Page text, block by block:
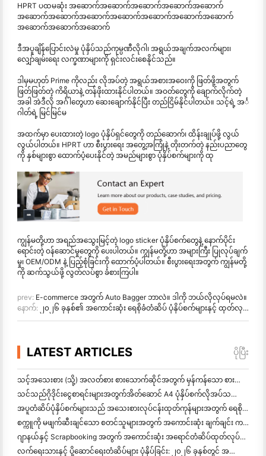
HPRT ပထမဆုံး အဆောက်အဆောက်အဆောက်အဆောက်အဆောက်
အဆောက်အဆောက်အဆောက်အဆောက်အဆောက်အဆောက်အဆောက်
အဆောက်အဆောက်အဆောက်
ဒီအပူချိန်ပြောင်းလဲမှု ပုံနှိပ်သည်ကုမ္ပဏီလိုဂါ၊ အရွယ်အချက်အလက်များ၊
လျှော်ချမ်းရေး လက္ခဏာများကို ရှင်းလင်းစေနိုင်သည်။
ဒါမှမဟုတ် Prime ကိုလည်း လိုအပ်တဲ့ အရွယ်အစားအဝေးကို ဖြတ်ဖို့အတွက်
ဖြတ်ဖြတ်တဲ့ ကိရိယာနဲ့ တန်ဖိုးထားနိုင်ပါတယ်။ အဝတ်တွေကို ချောက်လိုက်တဲ့
အခါ အဲဒီလို အင်္ဂါတွေဟာ ဆေးချောက်နိုင်ပြီး တည်ငြိမ်နိုင်ပါတယ်။ သင့်ရဲ့ အင်္
ဂါတ်ရဲ့ မြင်မြင်မ
အထက်မှာ ပေးထားတဲ့ logo ပုံနှိပ်ရှင်တွေကို တည်ဆောက်၊ ထိန်းချုပ်ဖို့ လွယ်
လွယ်ပါတယ်။ HPRT ဟာ စီးပွားရေး အတွေ့အကြုံနဲ့ တိုးတက်တဲ့ နည်းပညာတွေ
ကို နှစ်များစွာ ထောက်ပံ့ပေးနိုင်တဲ့ အမည်များစွာ ပုံနှိပ်စက်များကို ထု
ကျွန်မတို့ဟာ အရည်အသွေးမြင့်တဲ့ logo sticker ပုံနှိပ်စက်တွေနဲ့ နောက်ပိုင်း
ရောင်းတဲ့ ဝန်ဆောင်မှုတွေကို ပေးပါတယ်။ ကျွန်မတို့ဟာ အများကြီး ပြုလုပ်ချက်
မှု၊ OEM/ODM နဲ့ ပြည့်စုံခြင်းကို ထောက်ပံ့ပါတယ်။ စီးပွားရေးအတွက် ကျွန်မတို့
ကို ဆက်သွယ်ဖို့ လွတ်လပ်စွာ ခံစားကြပါ။
prev: E-commerce အတွက် Auto Bagger ဘာလဲ။ ဒါကို ဘယ်လိုလုပ်ရမလဲ။
နောက်: ၂၀၂၆ ခုနှစ်၏ အကောင်းဆုံး ရေစိုခံတံဆိပ် ပုံနှိပ်စက်များနှင့် ထုတ်လုပ်သူများ
LATEST ARTICLES ပိုပြီး
သင့်အသေးစား (သို့) အလတ်စား စားသောက်ဆိုင်အတွက် မှန်ကန်သော စားသောက်ဆိုင် ဆော့ဝဲလ်ကို ဘယ်လိုရွေ
သင်သည်ဂိုဒိုင်းငွေစာရင်းများအတွက်အိတ်ဆောင် A4 ပုံနှိပ်စက်လိုအပ်သလား? တကယ်တော့ အလုပ်လုပ်တာက ဘာလဲ။
အပူတံဆိပ်ပုံနှိပ်စက်များသည် အသေးစားလုပ်ငန်းထုတ်ကုန်များအတွက် ရေစိုခံတံဆိပ်များကို ထုတ်လုပ
စက္ကူကို မဖျက်ဆီးချင်သော စတင်သူများအတွက် အကောင်းဆုံး ချက်ချင်း ကင်မရာ
ဂျာနယ်နှင့် Scrapbooking အတွက် အကောင်းဆုံး အရောင်တံဆိပ်ထုတ်လုပ်သူ: စာမျက်နှာတိုင်းတွင် အရောင်ပိုထ
လက်ရေးသားနှင့် ပို့ဆောင်ရေးတံဆိပ်များ ပုံနှိပ်ခြင်း: ၂၀၂၆ ခုနှစ်တွင် အသေးစားလုပ်ငန်းများအတွက် အကြံပေးချက်များ